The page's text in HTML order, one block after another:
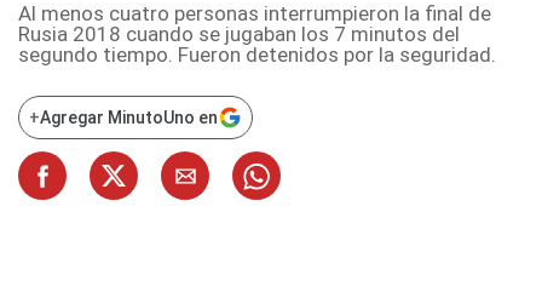
Al menos cuatro personas interrumpieron la final de
Rusia 2018 cuando se jugaban los 7 minutos del
segundo tiempo. Fueron detenidos por la seguridad.
+Agregar MinutoUno en